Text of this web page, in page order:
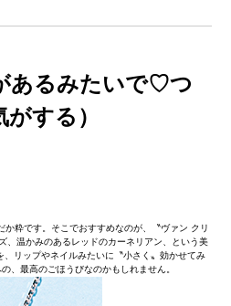
あるみたいで♡つ
する）
粋です。そこでおすすめなのが、〝ヴァン クリ
、温かみのあるレッドのカーネリアン、という美
リップやネイルみたいに〝小さく〟効かせてみ
、最高のごほうびなのかもしれません。